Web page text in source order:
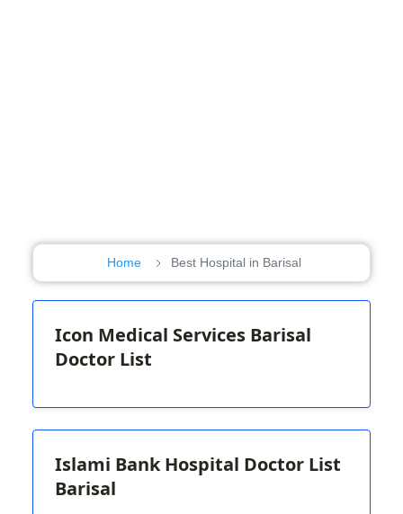
Home Best Hospital in Barisal
Icon Medical Services Barisal
Doctor List
Islami Bank Hospital Doctor List
Barisal